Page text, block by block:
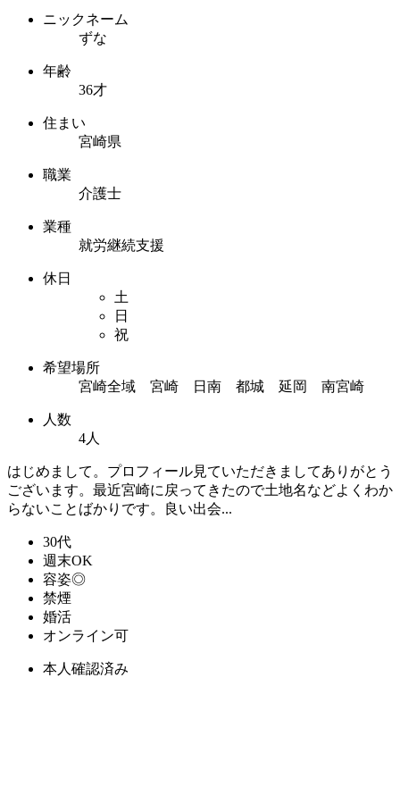
ニックネーム
ずな
年齢
36才
住まい
宮崎県
職業
介護士
業種
就労継続支援
休日
土
日
祝
希望場所
宮崎全域 宮崎 日南 都城 延岡 南宮崎
人数
4人
はじめまして。プロフィール見ていただきましてありがとう
ございます。最近宮崎に戻ってきたので土地名などよくわか
らないことばかりです。良い出会...
30代
週末OK
容姿◎
禁煙
婚活
オンライン可
本人確認済み